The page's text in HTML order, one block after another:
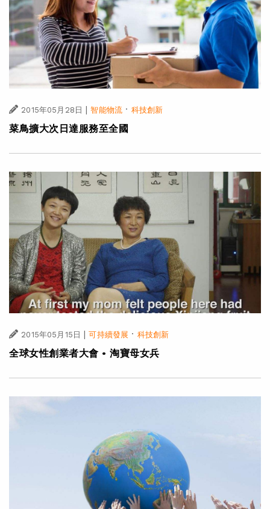
2015年05月28日 | 智能物流 · 科技創新
菜鳥擴大次日達服務至全國
2015年05月15日 | 可持續發展 · 科技創新
全球女性創業者大會 • 淘寶母女兵